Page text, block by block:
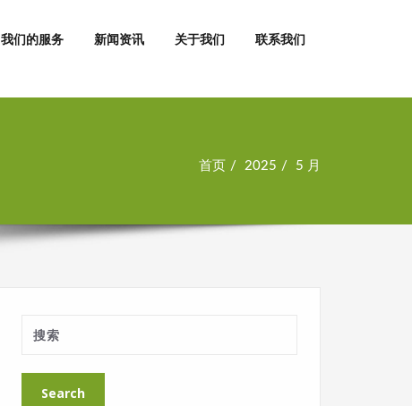
我们的服务 新闻资讯 关于我们 联系我们
首页 2025 5 月